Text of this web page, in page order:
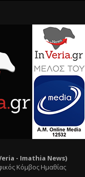
- Ιmathia News)
Κόμβος Ημαθίας